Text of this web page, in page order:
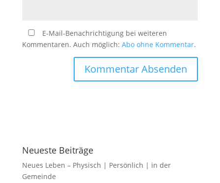
E-Mail-Benachrichtigung bei weiteren
Kommentaren. Auch möglich: Abo ohne Kommentar.
Neueste Beiträge
Neues Leben – Physisch | Persönlich | in der
Gemeinde